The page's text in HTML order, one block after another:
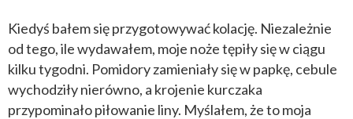
Kiedyś bałem się przygotowywać kolację. Niezależnie
od tego, ile wydawałem, moje noże tępiły się w ciągu
kilku tygodni. Pomidory zamieniały się w papkę, cebule
wychodziły nierówno, a krojenie kurczaka
przypominało piłowanie liny. Myślałem, że to moja